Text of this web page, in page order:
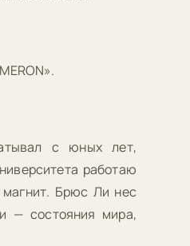
с юных лет,
работаю
магнит. Брюс Ли нес
— состояния мира,